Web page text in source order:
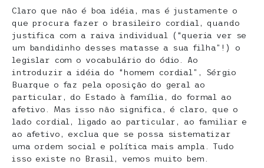
Claro que não é boa idéia, mas é justamente o
que procura fazer o brasileiro cordial, quando
justifica com a raiva individual (“queria ver se
um bandidinho desses matasse a sua filha”!) o
legislar com o vocabulário do ódio. Ao
introduzir a idéia do “homem cordial”, Sérgio
Buarque o faz pela oposição do geral ao
particular, do Estado à família, do formal ao
afetivo. Mas isso não significa, é claro, que o
lado cordial, ligado ao particular, ao familiar e
ao afetivo, exclua que se possa sistematizar
uma ordem social e política mais ampla. Tudo
isso existe no Brasil, vemos muito bem.